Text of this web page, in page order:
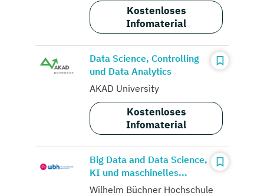
Kostenloses
Infomaterial
Data Science, Controlling
und Data Analytics
AKAD University
Kostenloses
Infomaterial
Big Data and Data Science,
KI und maschinelles...
Wilhelm Büchner Hochschule